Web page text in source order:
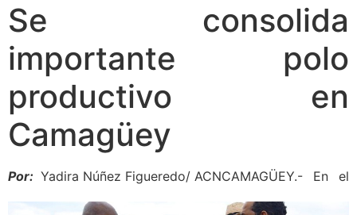
Se consolida
importante polo
productivo en
Camagüey
Por: Yadira Núñez Figueredo/ ACNCAMAGÜEY.- En el